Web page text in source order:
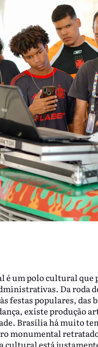
é um polo cultural que
Da roda
festas populares, das
existe produção
Brasília há muito
monumental
cultural está